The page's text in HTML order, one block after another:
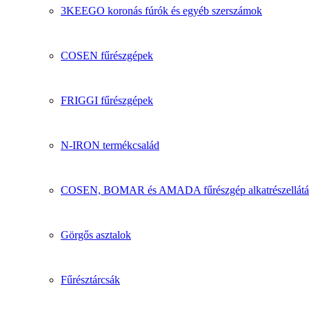
3KEEGO koronás fúrók és egyéb szerszámok
COSEN fűrészgépek
FRIGGI fűrészgépek
N-IRON termékcsalád
COSEN, BOMAR és AMADA fűrészgép
Görgős asztalok
Fűrésztárcsák